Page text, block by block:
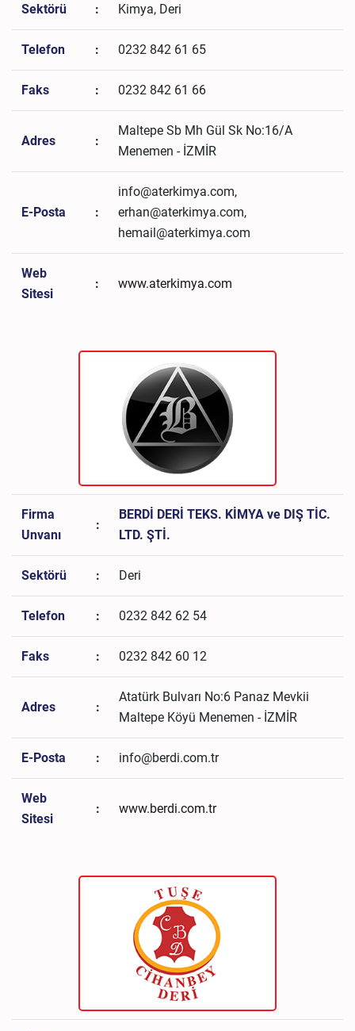
Sektörü : Kimya, Deri
Telefon : 0232 842 61 65
Faks : 0232 842 61 66
Adres :
Maltepe Sb Mh Gül Sk No:16/A
Menemen - İZMİR
E-Posta :
info@aterkimya.com,
erhan@aterkimya.com,
hemail@aterkimya.com
Web
Sitesi
: www.aterkimya.com
Firma
Unvanı
:
BERDİ DERİ TEKS. KİMYA ve DIŞ TİC.
LTD. ŞTİ.
Sektörü : Deri
Telefon : 0232 842 62 54
Faks : 0232 842 60 12
Adres :
Atatürk Bulvarı No:6 Panaz Mevkii
Maltepe Köyü Menemen - İZMİR
E-Posta : info@berdi.com.tr
Web
Sitesi
: www.berdi.com.tr